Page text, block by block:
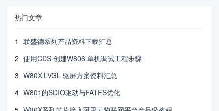
热门文章
1
联盛德系列产品资料下载汇总
2 使用CDS 创建W806 单机调试工程步骤
3 W80X LVGL 驱屏方案资料汇总
4 W801的SDIO驱动与FATFS优化